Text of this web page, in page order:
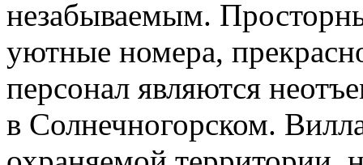
незабываемым.
уютные номера,
персонал являются
в Солнечногорском.